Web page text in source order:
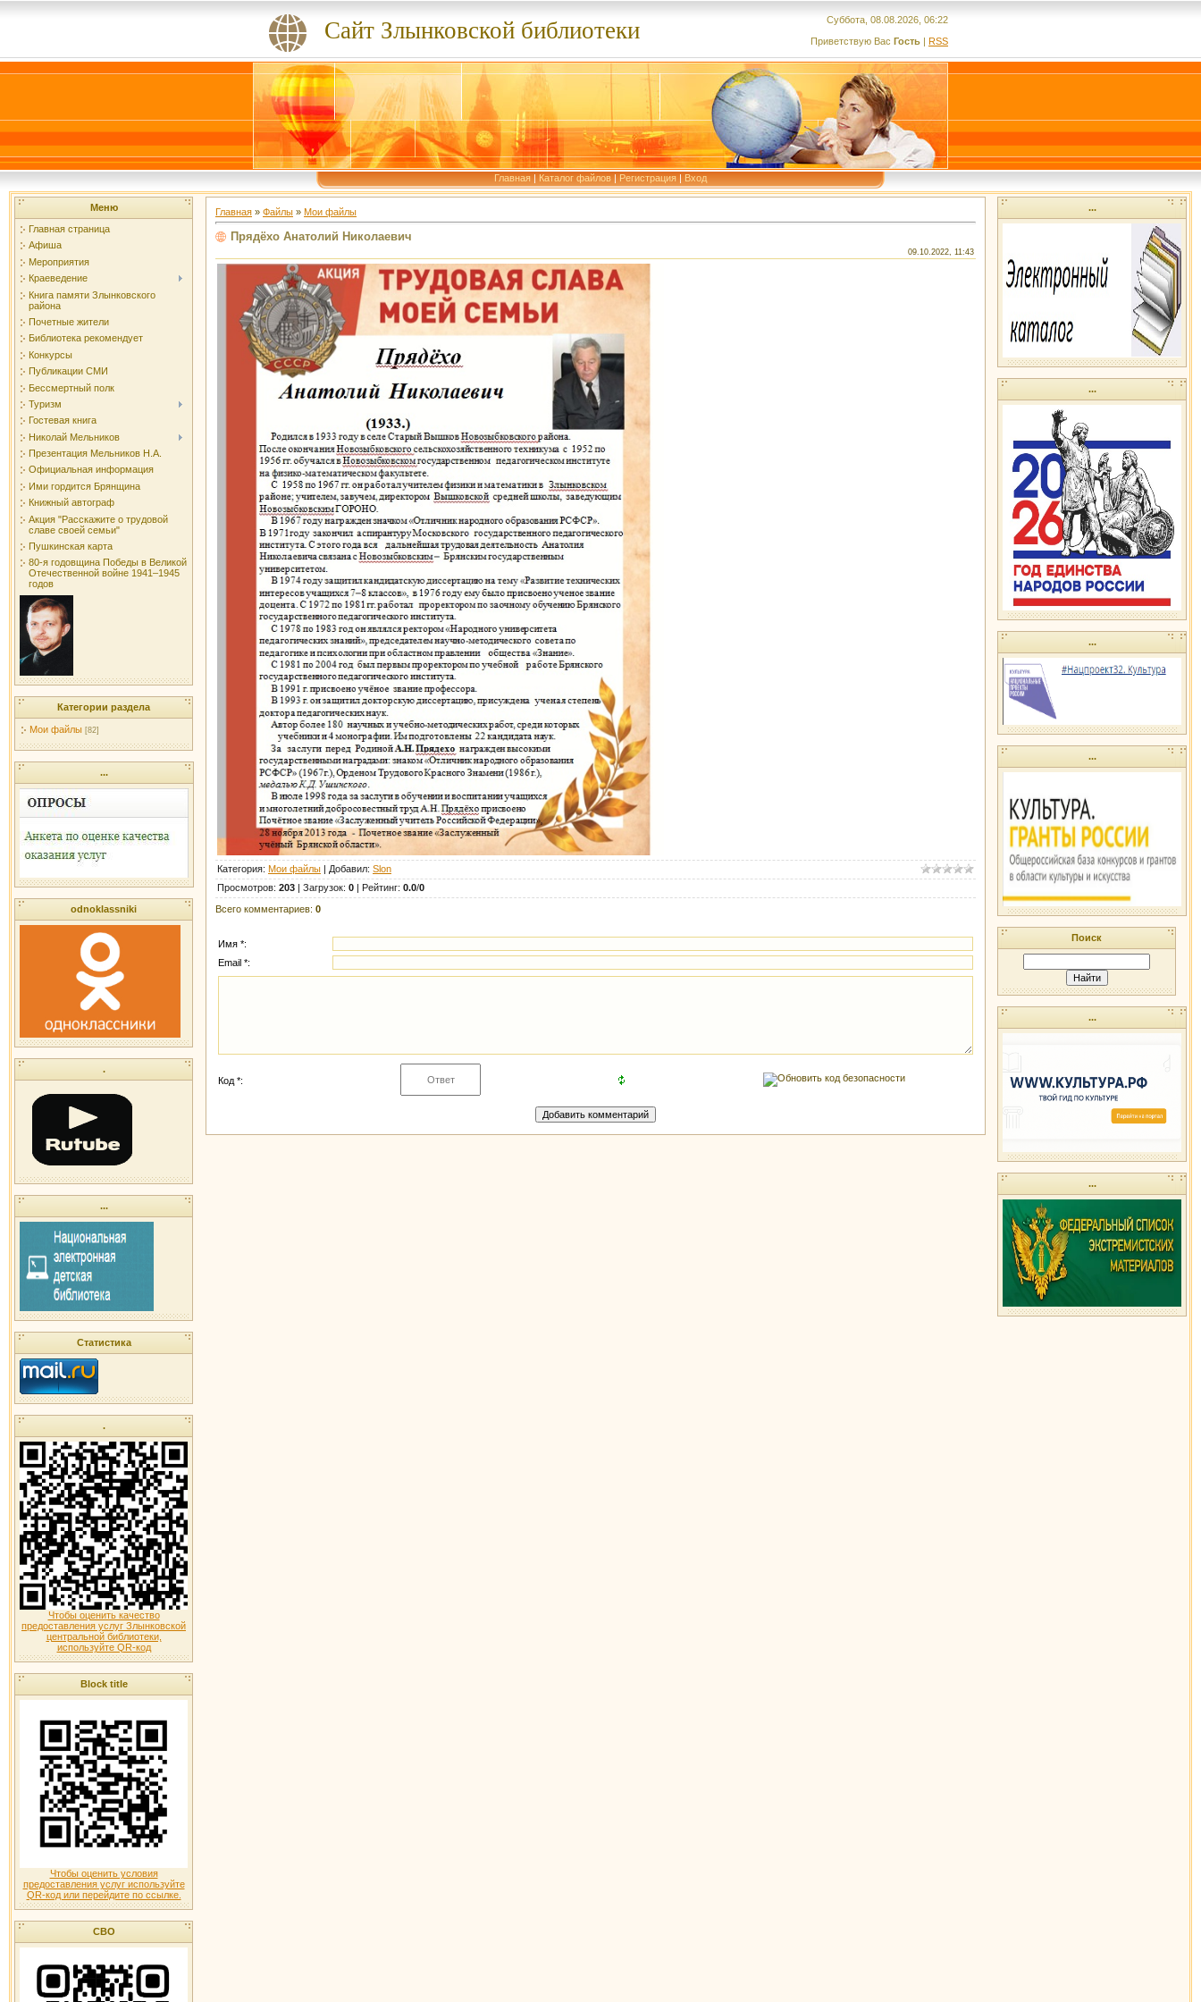
Сайт Злынковской библиотеки
Суббота, 08.08.2026, 06:22
Приветствую Вас Гость | RSS
Главная | Каталог файлов | Регистрация | Вход
Меню
Главная страница
Афиша
Мероприятия
Краеведение
Книга памяти Злынковского
района
Почетные жители
Библиотека рекомендует
Конкурсы
Публикации СМИ
Бессмертный полк
Туризм
Гостевая книга
Николай Мельников
Презентация Мельников Н.А.
Официальная информация
Ими гордится Брянщина
Книжный автограф
Акция "Расскажите о трудовой
славе своей семьи"
Пушкинская карта
80-я годовщина Победы в Великой
Отечественной войне 1941–1945
годов
Категории раздела
Мои файлы [82]
...
odnoklassniki
.
...
Статистика
.
Чтобы оценить качество
предоставления услуг Злынковской
центральной библиотеки,
используйте QR-код
Block title
Чтобы оценить условия
предоставления услуг используйте
QR-код или перейдите по ссылке.
СВО
Главная » Файлы » Мои файлы
Прядёхо Анатолий Николаевич
09.10.2022, 11:43
Категория: Мои файлы | Добавил: Slon
Просмотров: 203 | Загрузок: 0 | Рейтинг: 0.0/0
Всего комментариев: 0
Имя *:
Email *:
Код *:
...
...
...
...
Поиск
...
...